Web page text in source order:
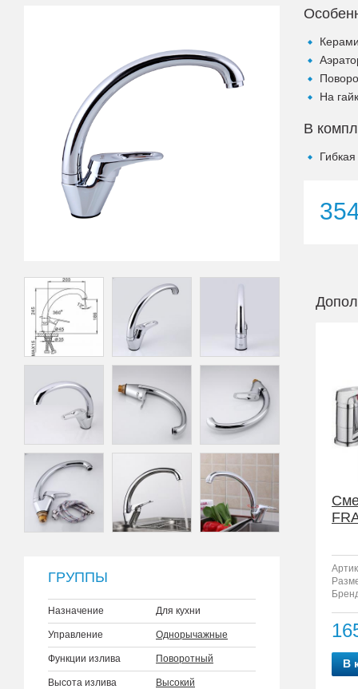
ГРУППЫ
Назначение Для кухни
Управление Однорычажные
Функции излива Поворотный
Высота излива Высокий
На
В
В